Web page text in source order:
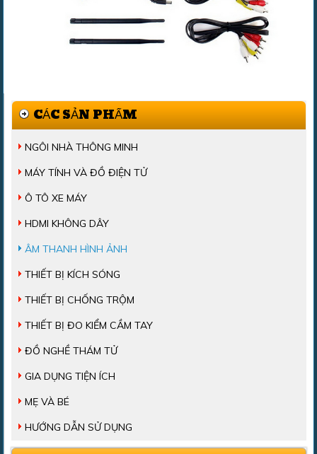
CÁC SẢN PHẨM
NGÔI NHÀ THÔNG MINH
MÁY TÍNH VÀ ĐỒ ĐIỆN TỬ
Ô TÔ XE MÁY
HDMI KHÔNG DÂY
ÂM THANH HÌNH ẢNH
THIẾT BỊ KÍCH SÓNG
THIẾT BỊ CHỐNG TRỘM
THIẾT BỊ ĐO KIỂM CẦM TAY
ĐỒ NGHỀ THÁM TỬ
GIA DỤNG TIỆN ÍCH
MẸ VÀ BÉ
HƯỚNG DẪN SỬ DỤNG